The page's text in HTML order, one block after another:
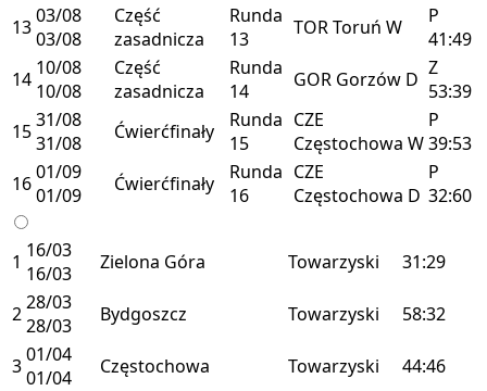
1303/08
03/08
Część
zasadnicza
Runda
13
TORToruń W
P
41:49
14 10/08
10/08
Część
zasadnicza
Runda
14
GOR Gorzów D Z
53:39
1531/08
31/08
Ćwierćfinały
Runda
15
CZE
Częstochowa W
P
39:53
1601/09
01/09
Ćwierćfinały
Runda
16
CZE
Częstochowa D
P
32:60
1 16/03
16/03
Zielona Góra Towarzyski 31:29
228/03
28/03
Bydgoszcz Towarzyski 58:32
301/04
01/04
Częstochowa Towarzyski 44:46